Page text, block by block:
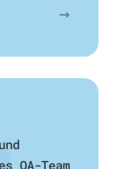
→
Team